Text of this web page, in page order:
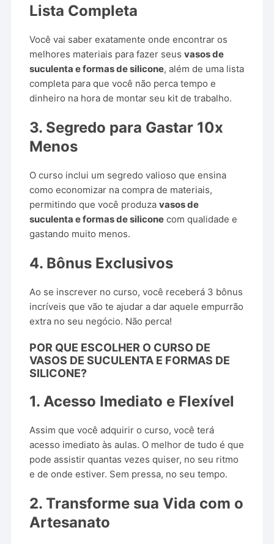
Lista Completa
Você vai saber exatamente onde encontrar os
melhores materiais para fazer seusvasos de
suculenta e formas de silicone, além de uma lista
completa para que você não perca tempo e
dinheiro na hora de montar seu kit de trabalho.
3. Segredo para Gastar 10x
Menos
O curso inclui um segredo valioso que ensina
como economizar na compra de materiais,
permitindo que você produzavasos de
suculenta e formas de silicone com qualidade e
gastando muito menos.
4. Bônus Exclusivos
Ao se inscrever no curso, você receberá 3 bônus
incríveis que vão te ajudar a dar aquele empurrão
extra no seu negócio. Não perca!
POR QUE ESCOLHER O CURSO DE
VASOS DE SUCULENTA E FORMAS DE
SILICONE?
1. Acesso Imediato e Flexível
Assim que você adquirir o curso, você terá
acesso imediato às aulas. O melhor de tudo é que
pode assistir quantas vezes quiser, no seu ritmo
e de onde estiver. Sem pressa, no seu tempo.
2.Transforme sua Vida com o
Artesanato